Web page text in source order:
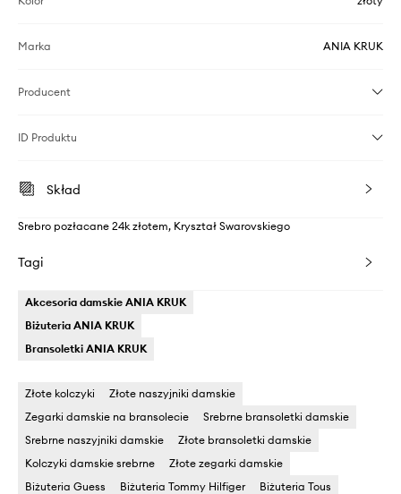
Marka ANIA KRUK
Producent
ID Produktu
Skład
Srebro pozłacane 24k złotem, Kryształ Swarovskiego
Tagi
Akcesoria damskie ANIA KRUK
Biżuteria ANIA KRUK
Bransoletki ANIA KRUK
Złote kolczyki
Złote naszyjniki damskie
Zegarki damskie na bransolecie
Srebrne bransoletki damskie
Srebrne naszyjniki damskie
Złote bransoletki damskie
Kolczyki damskie srebrne
Złote zegarki damskie
Biżuteria Guess
Biżuteria Tommy Hilfiger
Biżuteria Tous